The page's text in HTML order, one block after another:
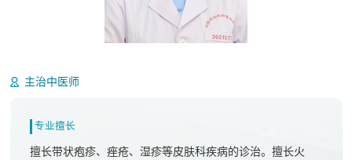
主治中医师
专业擅长
擅长带状疱疹、痤疮、湿疹等皮肤科疾病的诊治。擅长火